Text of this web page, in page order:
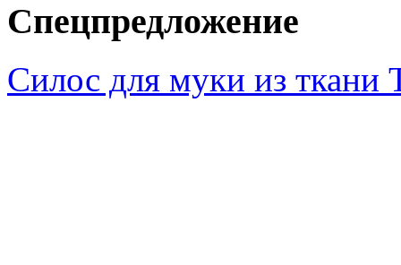
Спецпредложение
Силос для муки из ткани